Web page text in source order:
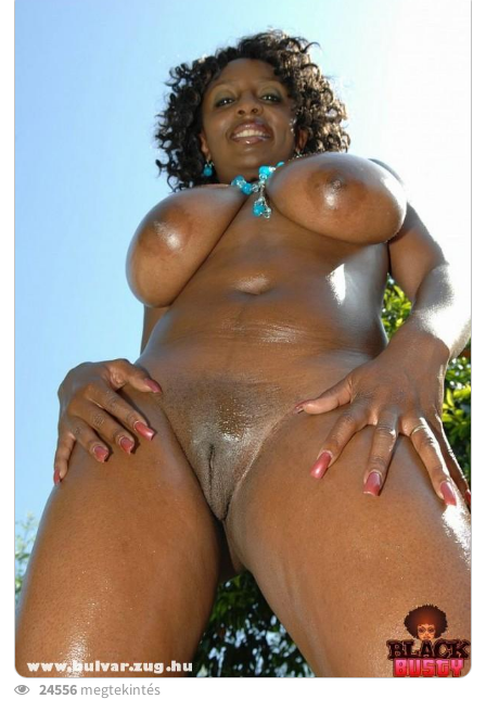
24556megtekintés